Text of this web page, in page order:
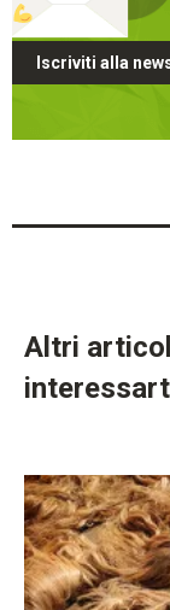
Iscriviti alla
Altri